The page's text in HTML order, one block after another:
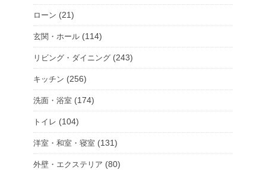
ローン (21)
玄関・ホール (114)
リビング・ダイニング (243)
キッチン (256)
洗面・浴室 (174)
トイレ (104)
洋室・和室・寝室 (131)
外壁・エクステリア (80)